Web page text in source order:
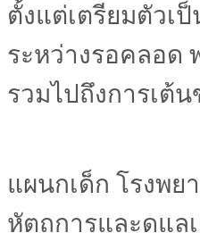
ตั้งแต่เตรียมตัวเ
ระหว่างรอคลอด
รวมไปถึงการเต้
แผนกเด็ก โรงพ
หัตถการและดูแล